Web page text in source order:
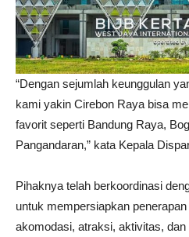
“Dengan sejumlah keunggulan
kami yakin Cirebon Raya bisa
favorit seperti Bandung Raya,
Pangandaran,” kata Kepala
Pihaknya telah berkoordinasi
untuk mempersiapkan
akomodasi, atraksi, aktivitas, dan